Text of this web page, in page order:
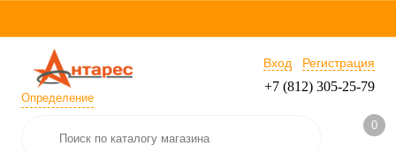
Определение
Вход Регистрация
+7 (812) 305-25-79
0